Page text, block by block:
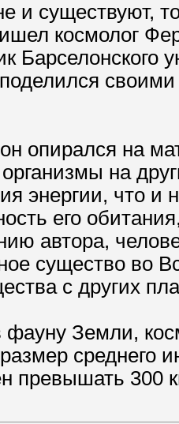
и существуют,
космолог
Барселонского
поделился
опирался на
организмы на
энергии, что и
его
автора,
существо во
с других
фауну Земли,
среднего
превышать 300